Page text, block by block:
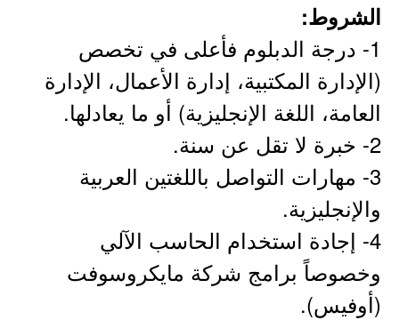
الشروط:
1- درجة الدبلوم فأعلى في تخصص
(الإدارة المكتبية، إدارة الأعمال، الإدارة
العامة، اللغة الإنجليزية) أو ما يعادلها.
2- خبرة لا تقل عن سنة.
3- مهارات التواصل باللغتين العربية
والإنجليزية.
4- إجادة استخدام الحاسب الآلي
وخصوصاً برامج شركة مايكروسوفت
(أوفيس).